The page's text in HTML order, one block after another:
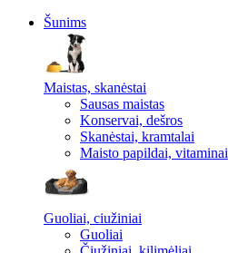
Šunims
Maistas, skanėstai
Sausas maistas
Konservai, dešros
Skanėstai, kramtalai
Maisto papildai, vitaminai
Guoliai, ciužiniai
Guoliai